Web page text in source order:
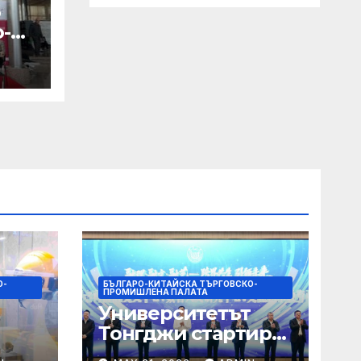
на
БЪЛГАРО-КИТАЙСКА ТЪРГОВСКО-
ПРОМИШЛЕНА ПАЛАТА
Университетът
Тонгджи стартира
три нови центъра